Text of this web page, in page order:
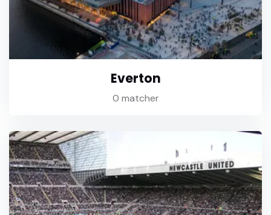
Everton
0 matcher